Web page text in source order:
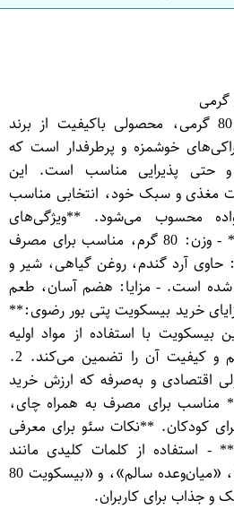
بیسکویت پتی بور رضوی 80 گرمی، محصولی باکیفیت از برند
خوشمزه و پرطرفدار است که
و حتی پذیرایی مناسب است. این
مغذی و سبک خود، انتخابی مناسب
محسوب می‌شود. **ویژگی‌های
بیسکویت پتی بور رضوی:** - وزن: 80 گرم، مناسب برای مصرف
حاوی آرد گندم، روغن گیاهی، شیر و
شده است. - مزایا: هضم آسان، طعم
خرید بیسکویت پتی بور رضوی:**
با استفاده از مواد اولیه
عالی تولید می‌شود که طعم و کیفیت آن را تضمین می‌کند. 2.
و به‌صرفه که ارزش خرید
مناسب برای مصرف به همراه چای،
کودکان. **نکات سئو برای معرفی
- استفاده از کلمات کلیدی مانند
«بیسکویت پتی بور رضوی»، «میان‌وعده سالم»، و «بیسکویت 80
و جذاب برای کاربران.